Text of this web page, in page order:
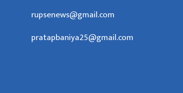
rupsenews@gmail.com
pratapbaniya25@gmail.com